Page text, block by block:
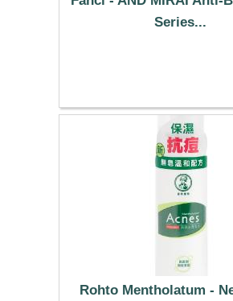
Series...
Rohto Mentholatum -